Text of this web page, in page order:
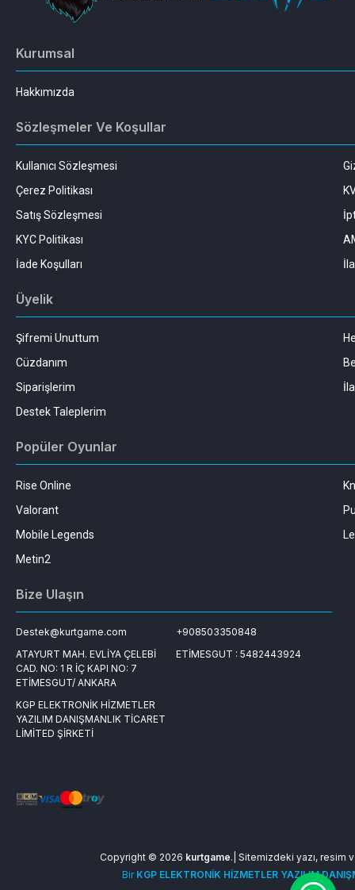
Kurumsal
Hakkımızda
Sözleşmeler Ve Koşullar
Kullanıcı Sözleşmesi
Çerez Politikası
Satış Sözleşmesi
KYC Politikası
İade Koşulları
Üyelik
Şifremi Unuttum
Cüzdanım
Siparişlerim
Destek Taleplerim
Popüler Oyunlar
Rise Online
Valorant
Mobile Legends
Metin2
Bize Ulaşın
Destek@kurtgame.com
+908503350848
ATAYURT MAH. EVLİYA ÇELEBİ
CAD. NO: 1 R İÇ KAPI NO: 7
ETİMESGUT/ ANKARA
ETİMESGUT : 5482443924
KGP ELEKTRONİK HİZMETLER
YAZILIM DANIŞMANLIK TİCARET
LİMİTED ŞİRKETİ
Copyright © 2026 kurtgame.| Sitemizdeki yazı, resim
Bir KGP ELEKTRONİK HİZMETLER YAZILIM